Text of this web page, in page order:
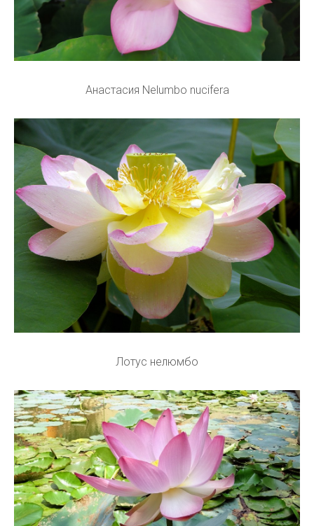
Анастасия Nelumbo nucifera
Лотус нелюмбо